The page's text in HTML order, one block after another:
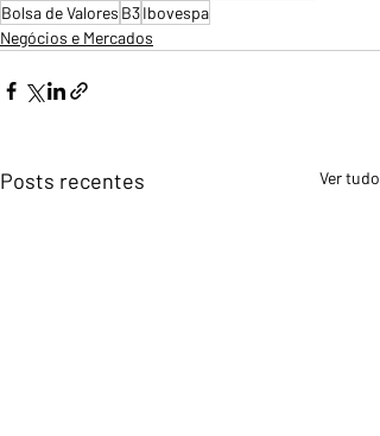
Bolsa de Valores B3Ibovespa
Negócios e Mercados
Posts recentes Ver tudo